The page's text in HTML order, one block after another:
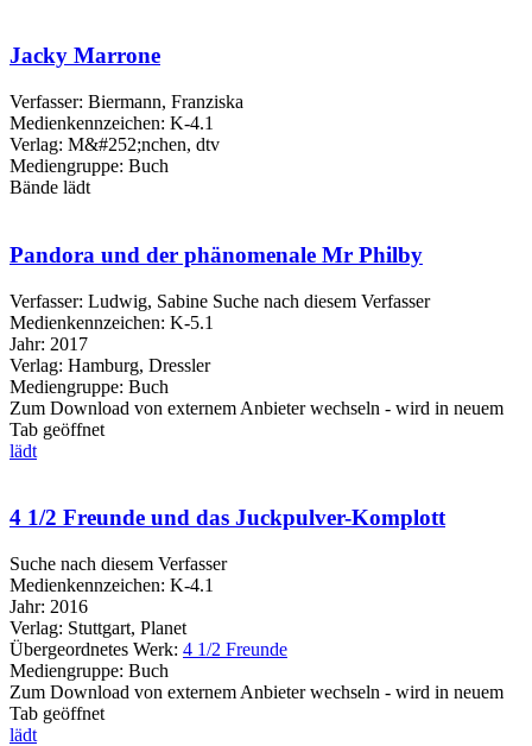
Jacky Marrone
Verfasser: Biermann, Franziska
Medienkennzeichen: K-4.1
Verlag: M&#252;nchen, dtv
Mediengruppe: Buch
Bände lädt
Pandora und der phänomenale Mr Philby
Verfasser: Ludwig, Sabine Suche nach diesem Verfasser
Medienkennzeichen: K-5.1
Jahr: 2017
Verlag: Hamburg, Dressler
Mediengruppe: Buch
Zum Download von externem Anbieter wechseln - wird in neuem
Tab geöffnet
lädt
4 1/2 Freunde und das Juckpulver-Komplott
Suche nach diesem Verfasser
Medienkennzeichen: K-4.1
Jahr: 2016
Verlag: Stuttgart, Planet
Übergeordnetes Werk: 4 1/2 Freunde
Mediengruppe: Buch
Zum Download von externem Anbieter wechseln - wird in neuem
Tab geöffnet
lädt